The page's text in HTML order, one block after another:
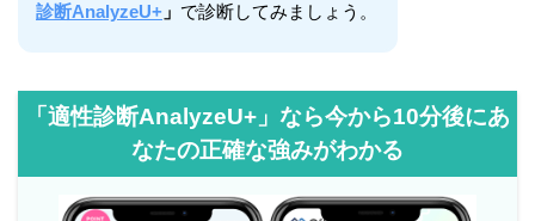
診断AnalyzeU+ 」 で診断してみましょう。
「適性診断AnalyzeU+」なら今から10分後にあ
なたの正確な強みがわかる